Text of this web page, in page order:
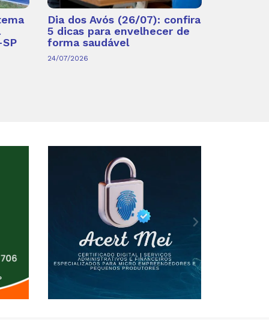
Dia dos Avós (26/07): confira
5 dicas para envelhecer de
forma saudável
24/07/2026